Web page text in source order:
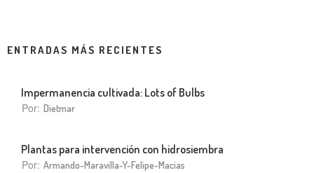
ENTRADAS MÁS RECIENTES
Impermanencia cultivada: Lots of Bulbs
Por: Dietmar
Plantas para intervención con hidrosiembra
Por: Armando-Maravilla-Y-Felipe-Macias